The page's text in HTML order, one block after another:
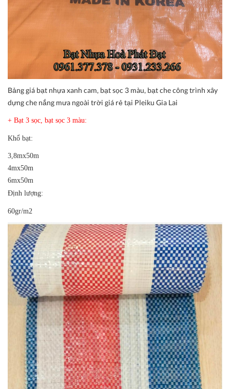
Bảng giá bạt nhựa xanh cam, bạt sọc 3 màu, bạt che công trình xây
dựng che nắng mưa ngoài trời giá rẻ tại Pleiku Gia Lai
+ Bạt 3 sọc, bạt sọc 3 màu:
Khổ bạt:
3,8mx50m
4mx50m
6mx50m
Định lượng:
60gr/m2